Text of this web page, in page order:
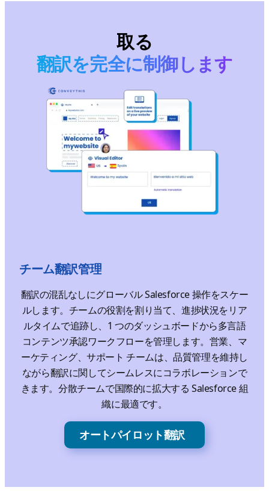
取る
翻訳を完全に制御します
チーム翻訳管理
翻訳の混乱なしにグローバル Salesforce 操作をスケー
ルします。チームの役割を割り当て、進捗状況をリア
ルタイムで追跡し、1 つのダッシュボードから多言語
コンテンツ承認ワークフローを管理します。営業、マ
ーケティング、サポート チームは、品質管理を維持し
ながら翻訳に関してシームレスにコラボレーションで
きます。分散チームで国際的に拡大する Salesforce 組
織に最適です。
オートパイロット翻訳